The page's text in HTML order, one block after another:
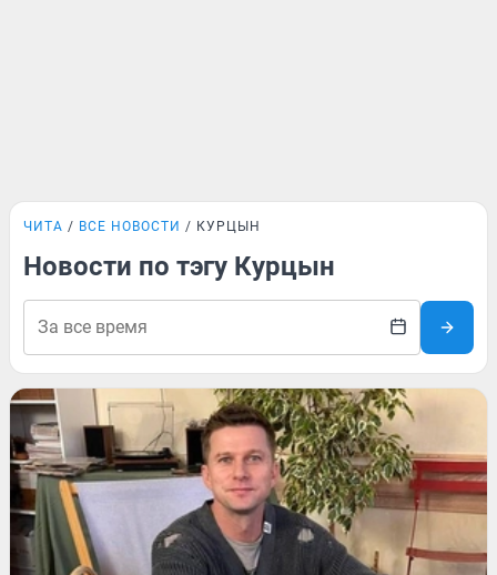
ЧИТА ВСЕ НОВОСТИ КУРЦЫН
Новости по тэгу Курцын